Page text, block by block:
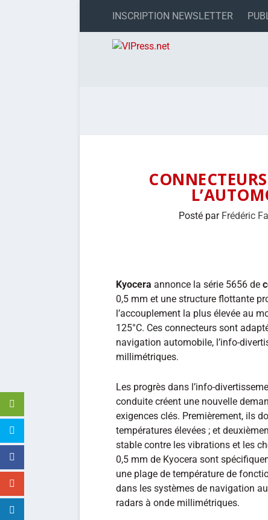
INSCRIPTION NEWSLETTER
Posté par Frédéric
Kyocera annonce la série 5656 de
0,5 mm et une structure flottante
l’accouplement la plus élevée au
125°C. Ces connecteurs sont
navigation automobile, l’info-
millimétriques.
Les progrès dans l’info-
conduite créent une nouvelle
exigences clés. Premièrement, ils
températures élevées ; et
stable contre les vibrations et les
0,5 mm de Kyocera sont
une plage de température de
dans les systèmes de navigation
radars à onde millimétriques.